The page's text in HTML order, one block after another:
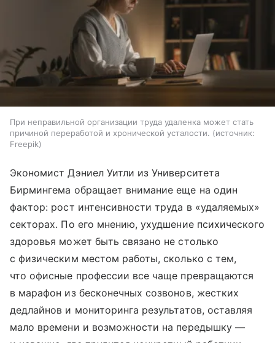
При неправильной организации труда удаленка может стать
причиной переработой и хронической усталости.
источник:
Freepik
Экономист Дэниел Уитли из Университета
Бирмингема обращает внимание еще на один
фактор: рост интенсивности труда в «удаляемых»
секторах. По его мнению, ухудшение психического
здоровья может быть связано не столько
с физическим местом работы, сколько с тем,
что офисные профессии все чаще превращаются
в марафон из бесконечных созвонов, жестких
дедлайнов и мониторинга результатов, оставляя
мало времени и возможности на передышку —